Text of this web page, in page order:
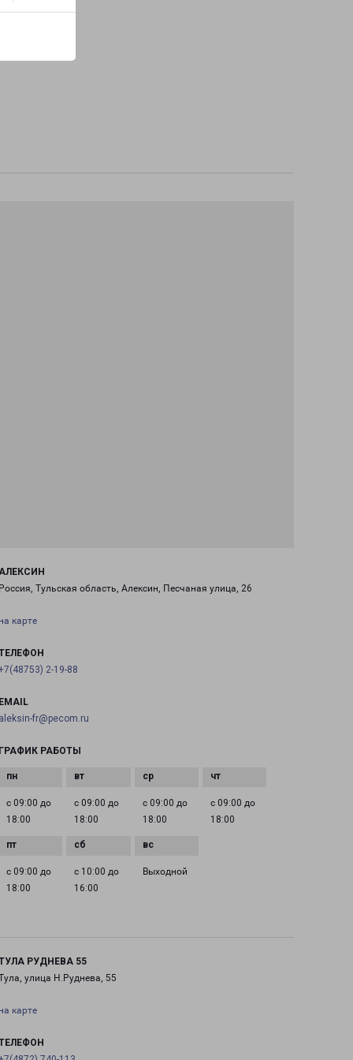
Тульская область, Алексин, Песчаная улица, 26
карте
2-19-88
fr@pecom.ru
РАБОТЫ
с 09:00 до
18:00
с 09:00 до
18:00
с 09:00 до
18:00
с 09:00 до
18:00
с 09:00 до
18:00
с 10:00 до
16:00
Выходной
РУДНЕВА 55
улица Н.Руднева, 55
карте